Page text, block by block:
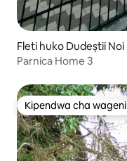
Fleti huko Dudeștii Noi
Parnica Home 3
Kipendwa cha wageni
Kipendwa cha wageni